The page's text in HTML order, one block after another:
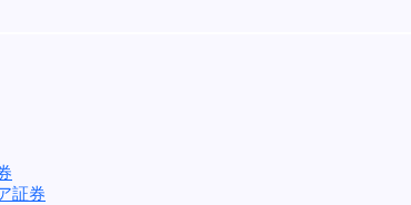
証券